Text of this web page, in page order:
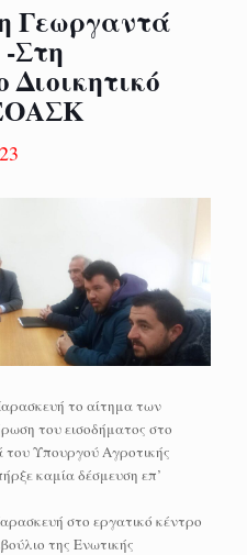
Γεωργαντά
Στη
το αίτημα των
του εισοδήματος στο
Υπουργού Αγροτικής
καμία δέσμευση επ’
στο εργατικό κέντρο
της Ενωτικής